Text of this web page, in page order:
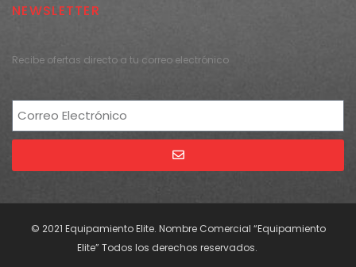
NEWSLETTER
Recibe ofertas directo a tu correo electrónico
© 2021 Equipamiento Elite. Nombre Comercial “Equipamiento
Elite” Todos los derechos reservados.